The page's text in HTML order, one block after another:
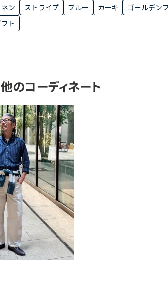
ネン
ストライプ ブルー カーキ
ゴールデン
ト
のコーディネート